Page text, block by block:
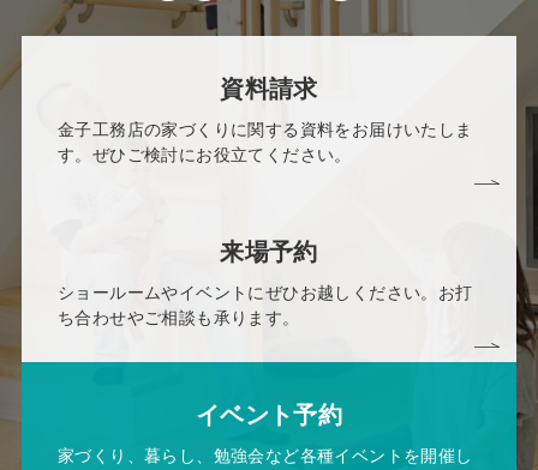
資料請求
金子工務店の家づくりに関する資料をお届けいたしま
す。ぜひご検討にお役立てください。
来場予約
ショールームやイベントにぜひお越しください。お打
ち合わせやご相談も承ります。
イベント予約
家づくり、暮らし、勉強会など各種イベントを開催し